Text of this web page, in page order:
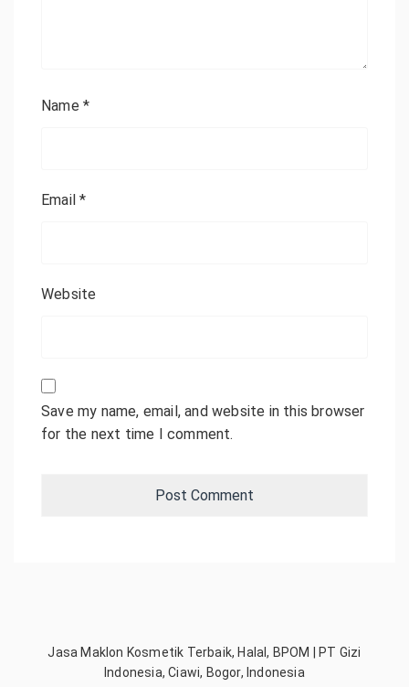
Name *
Email*
Website
Save my name, email, and website in this browser
for the next time I comment.
Jasa Maklon Kosmetik Terbaik, Halal, BPOM | PT Gizi
Indonesia, Ciawi, Bogor, Indonesia